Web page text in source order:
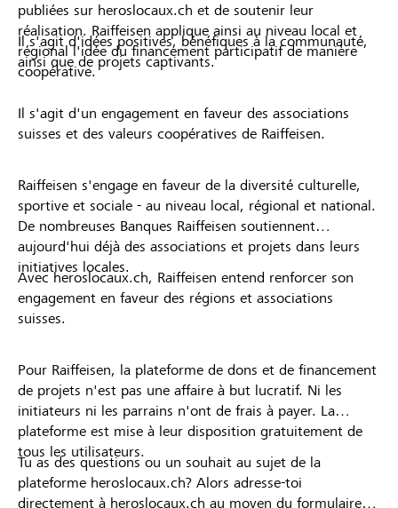
publiées sur heroslocaux.ch et de soutenir leur
réalisation. Raiffeisen applique ainsi au niveau local et
régional l'idée du financement participatif de manière
coopérative.
Il s'agit d'idées positives, bénéfiques à la communauté,
ainsi que de projets captivants.
Il s'agit d'un engagement en faveur des associations
suisses et des valeurs coopératives de Raiffeisen.
Raiffeisen s'engage en faveur de la diversité culturelle,
sportive et sociale - au niveau local, régional et national.
De nombreuses Banques Raiffeisen soutiennent
aujourd'hui déjà des associations et projets dans leurs
initiatives locales.
Avec heroslocaux.ch, Raiffeisen entend renforcer son
engagement en faveur des régions et associations
suisses.
Pour Raiffeisen, la plateforme de dons et de financement
de projets n'est pas une affaire à but lucratif. Ni les
initiateurs ni les parrains n'ont de frais à payer. La
plateforme est mise à leur disposition gratuitement de
tous les utilisateurs.
Tu as des questions ou un souhait au sujet de la
plateforme heroslocaux.ch? Alors adresse-toi
directement à heroslocaux.ch au moyen du formulaire